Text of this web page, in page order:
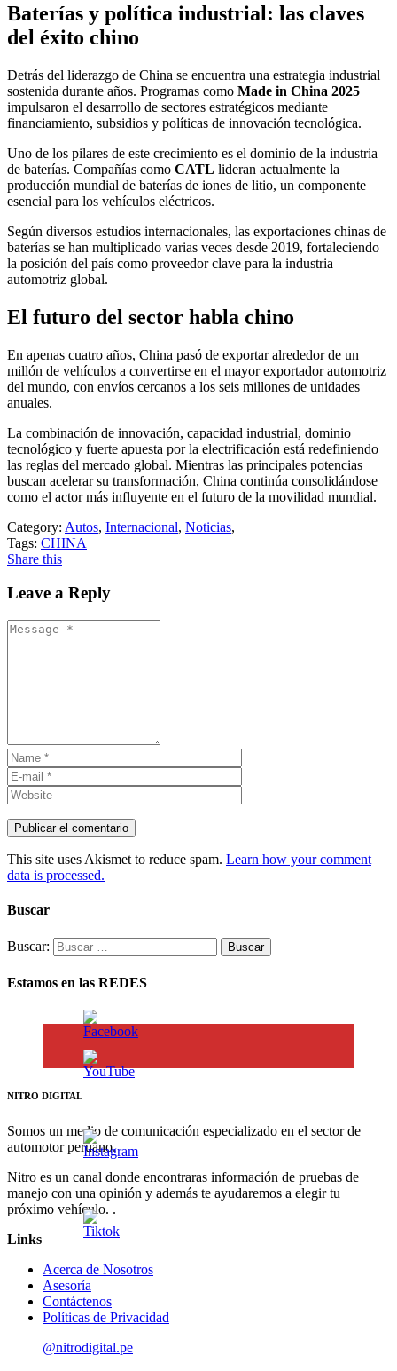
Baterías y política industrial: las claves
del éxito chino
Detrás del liderazgo de China se encuentra una estrategia industrial
sostenida durante años. Programas como Made in China 2025
impulsaron el desarrollo de sectores estratégicos mediante
financiamiento, subsidios y políticas de innovación tecnológica.
Uno de los pilares de este crecimiento es el dominio de la industria
de baterías. Compañías como CATL lideran actualmente la
producción mundial de baterías de iones de litio, un componente
esencial para los vehículos eléctricos.
Según diversos estudios internacionales, las exportaciones chinas de
baterías se han multiplicado varias veces desde 2019, fortaleciendo
la posición del país como proveedor clave para la industria
automotriz global.
El futuro del sector habla chino
En apenas cuatro años, China pasó de exportar alrededor de un
millón de vehículos a convertirse en el mayor exportador automotriz
del mundo, con envíos cercanos a los seis millones de unidades
anuales.
La combinación de innovación, capacidad industrial, dominio
tecnológico y fuerte apuesta por la electrificación está redefiniendo
las reglas del mercado global. Mientras las principales potencias
buscan acelerar su transformación, China continúa consolidándose
como el actor más influyente en el futuro de la movilidad mundial.
Category: Autos, Internacional, Noticias,
Tags: CHINA
Share this
Leave a Reply
This site uses Akismet to reduce spam. Learn how your comment
data is processed.
Buscar
Buscar:
Estamos en las REDES
NITRO DIGITAL
Somos un medio de comunicación especializado en el sector de
automotor peruano.
Nitro es un canal donde encontraras información de pruebas de
manejo con una opinión y además te ayudaremos a elegir tu
próximo vehículo. .
Links
Acerca de Nosotros
Asesoría
Contáctenos
Políticas de Privacidad
@nitrodigital.pe